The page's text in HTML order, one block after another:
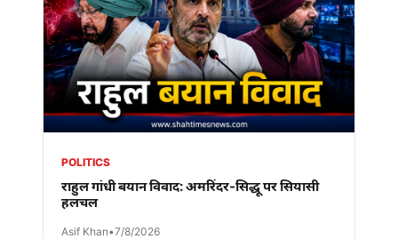
POLITICS
राहुल गांधी बयान विवाद: अमरिंदर-सिद्धू पर सियासी
हलचल
Asif Khan•7/8/2026